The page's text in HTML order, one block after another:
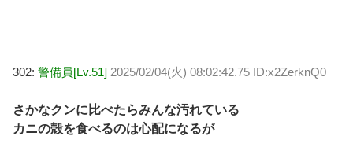
302: 警備員[Lv.51] 2025/02/04(火) 08:02:42.75 ID:x2ZerknQ0
さかなクンに比べたらみんな汚れている
カニの殻を食べるのは心配になるが